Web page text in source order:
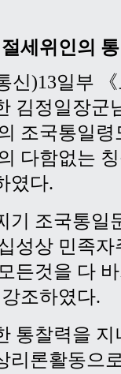
세위인의
신)13일부
김정일장군
조국통일
다함없는
였다.
기 조국통일
성상 민족
든것을 다
조하였다.
통찰력을
리론활동으